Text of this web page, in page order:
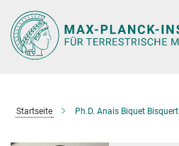
Hauptinhalt
Startseite Ph.D. Anais Biquet Bisquert